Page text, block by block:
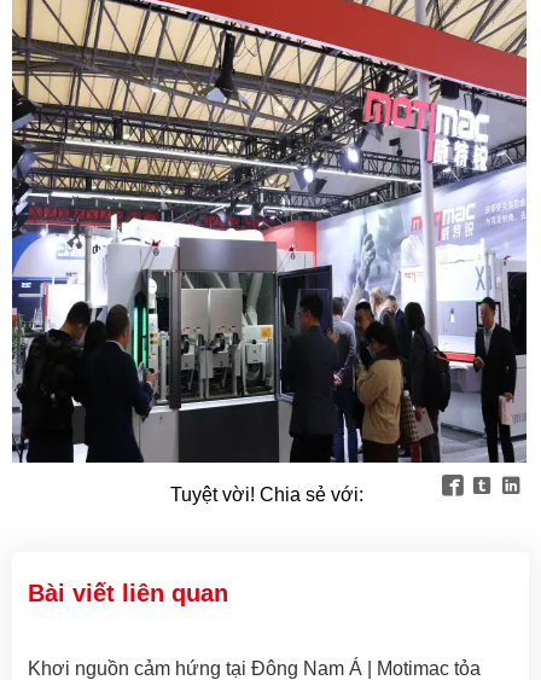
Tuyệt vời! Chia sẻ với:   
Bài viết liên quan
Khơi nguồn cảm hứng tại Đông Nam Á | Motimac tỏa